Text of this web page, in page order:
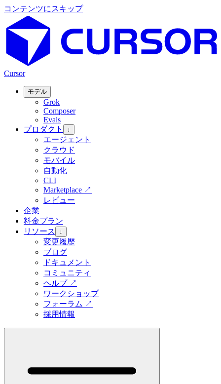
コンテンツにスキップ
Cursor
モデル
Grok
Composer
Evals
プロダクト
↓
エージェント
クラウド
モバイル
自動化
CLI
Marketplace ↗
レビュー
企業
料金プラン
リソース
↓
変更履歴
ブログ
ドキュメント
コミュニティ
ヘルプ↗
ワークショップ
フォーラム ↗
採用情報